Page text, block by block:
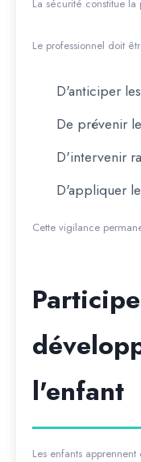
La sécurité constitue la
Le professionnel doit
D'anticiper
De prévenir
D'intervenir
D'appliquer
Cette vigilance
l'enfant
Les enfants